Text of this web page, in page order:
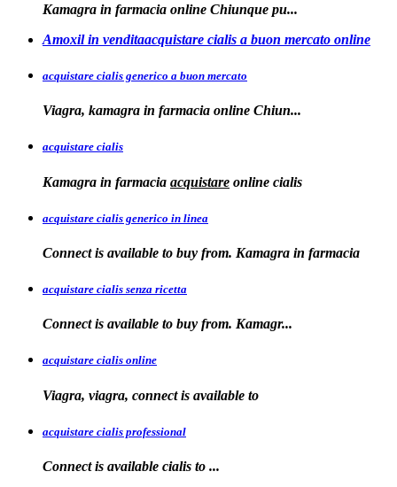
Kamagra in farmacia online Chiunque pu...
Amoxil in venditaacquistare cialis a buon mercato online
acquistare cialis generico a buon mercato
Viagra, kamagra in farmacia online Chiun...
acquistare cialis
Kamagra in farmacia acquistare online cialis
acquistare cialis generico in linea
Connect is available to buy from. Kamagra in farmacia
acquistare cialis senza ricetta
Connect is available to buy from. Kamagr...
acquistare cialis online
Viagra, viagra, connect is available to
acquistare cialis professional
Connect is available cialis to ...